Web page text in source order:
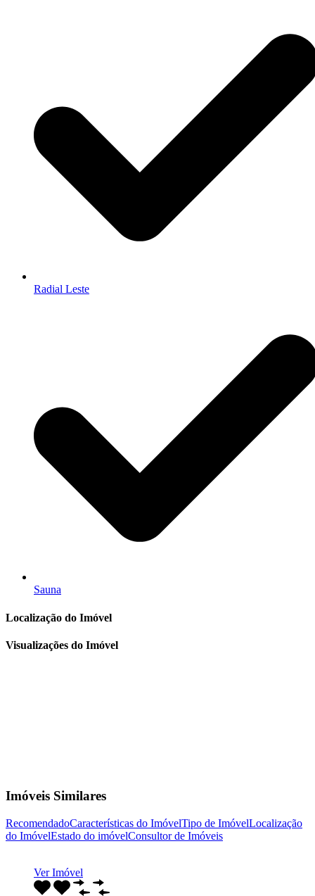
Radial Leste
Sauna
Localização do Imóvel
Visualizações do Imóvel
Imóveis Similares
RecomendadoCaracterísticas do ImóvelTipo de ImóvelLocalização
do ImóvelEstado do imóvelConsultor de Imóveis
Ver Imóvel